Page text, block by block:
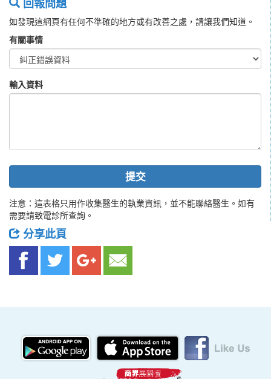
回報問題
如發現這網頁有任何不準確的地方或有改善之處，請讓我們知道。
有關事情
輸入資料
提交
注意：這表格只用作收集醫生的執業資訊，並不能聯絡醫生。如有
需要請致電診所查詢。
分享此頁